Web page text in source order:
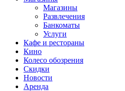
Магазины
Развлечения
Банкоматы
Услуги
Кафе и рестораны
Кино
Колесо обозрения
Скидки
Новости
Аренда